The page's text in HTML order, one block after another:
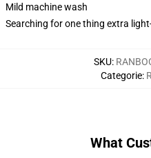
Mild machine wash
Searching for one thing extra
SKU:
Categorie:
What